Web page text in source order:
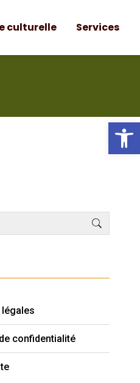
culturelle Services
confidentialité